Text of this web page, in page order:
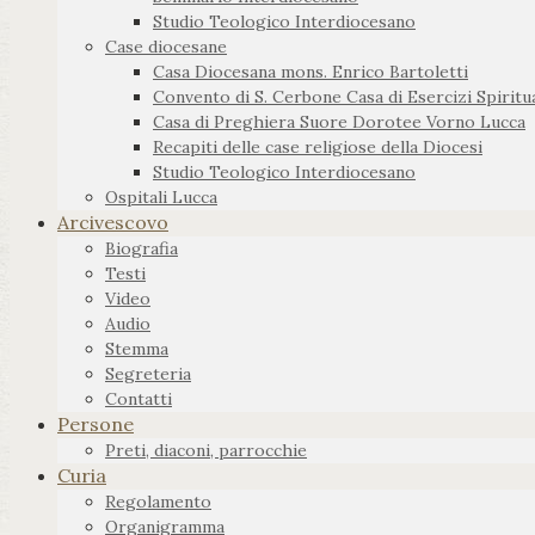
Studio Teologico Interdiocesano
Case diocesane
Casa Diocesana mons. Enrico Bartoletti
Convento di S. Cerbone Casa di Esercizi
Casa di Preghiera Suore Dorotee Vorno Lucca
Recapiti delle case religiose della Diocesi
Studio Teologico Interdiocesano
Ospitali Lucca
Arcivescovo
Biografia
Testi
Video
Audio
Stemma
Segreteria
Contatti
Persone
Preti, diaconi, parrocchie
Curia
Regolamento
Organigramma